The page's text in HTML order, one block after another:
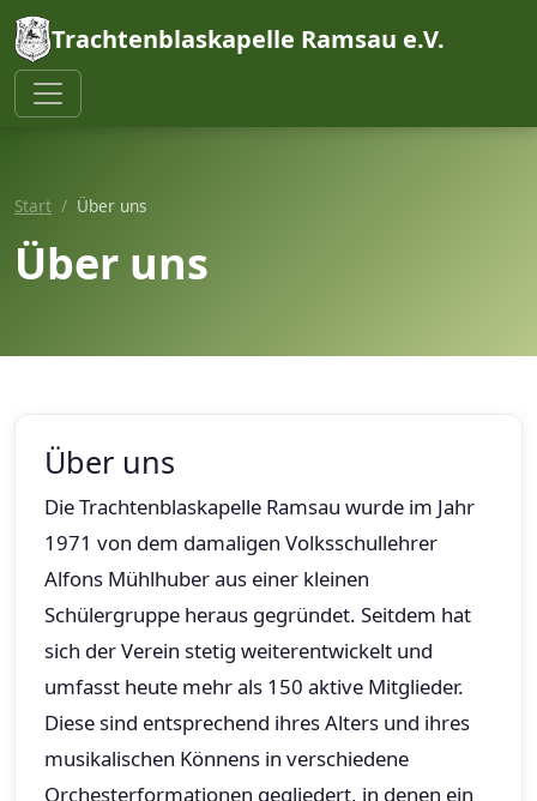
Trachtenblaskapelle Ramsau e.V.
Start Über uns
Über uns
Über uns
Die Trachtenblaskapelle Ramsau wurde im Jahr
1971 von dem damaligen Volksschullehrer
Alfons Mühlhuber aus einer kleinen
Schülergruppe heraus gegründet. Seitdem hat
sich der Verein stetig weiterentwickelt und
umfasst heute mehr als 150 aktive Mitglieder.
Diese sind entsprechend ihres Alters und ihres
musikalischen Könnens in verschiedene
Orchesterformationen gegliedert, in denen ein